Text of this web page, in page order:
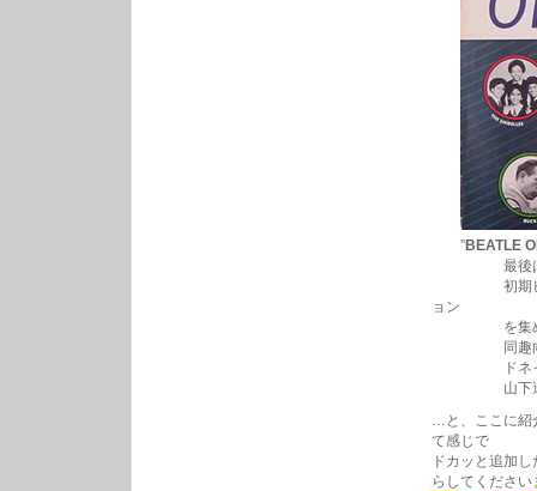
”BEATLE
最後はルー
初期ビート
ョン
を集めたラ
同趣向のコ
ドネイズ
山下達郎さ
…と、ここに紹
て感じで
ドカッと追加
らしてください